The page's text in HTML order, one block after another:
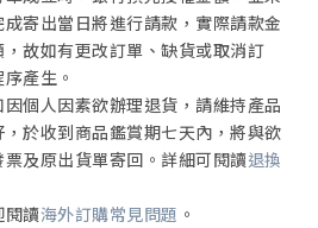
寄出當日將進行請款，實際請款金
故如有更改訂單、缺貨或取消訂
產生。
個人因素欲辦理退貨，請維持產品
於收到商品鑑賞期七天內，將與欲
及原出貨單寄回。詳細可閱讀退換
閱讀海外訂購常見問題 。